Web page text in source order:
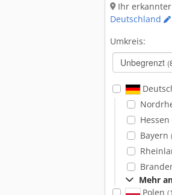
Ihr
Deutschland
Umkreis:
Unbegrenzt
Hessen
Bayern
Mehr
Polen